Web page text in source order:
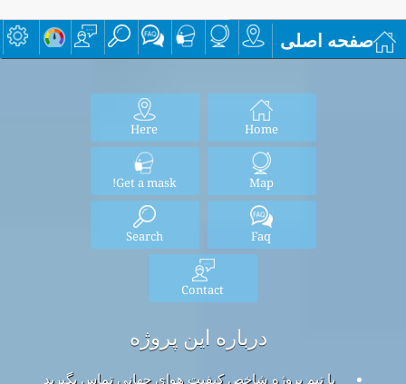
صفحه اصلی
Home
Here
Map
Get a mask!
Faq
Search
Contact
درباره این پروژه
با تیم پروژه شاخص کیفیت هوای جهانی تماس بگیرید